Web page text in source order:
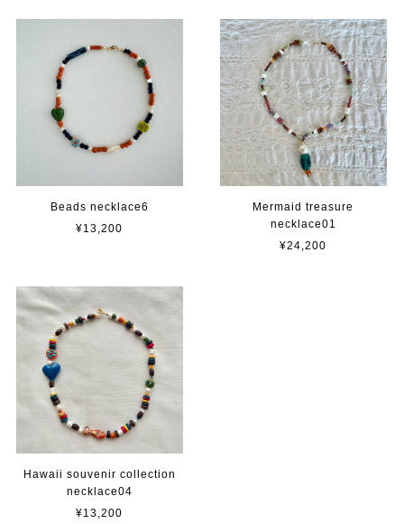
Beads necklace6
¥13,200
Mermaid treasure
necklace01
¥24,200
Hawaii souvenir collection
necklace04
¥13,200